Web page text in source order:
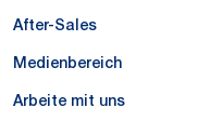
After-Sales
Medienbereich
Arbeite mit uns